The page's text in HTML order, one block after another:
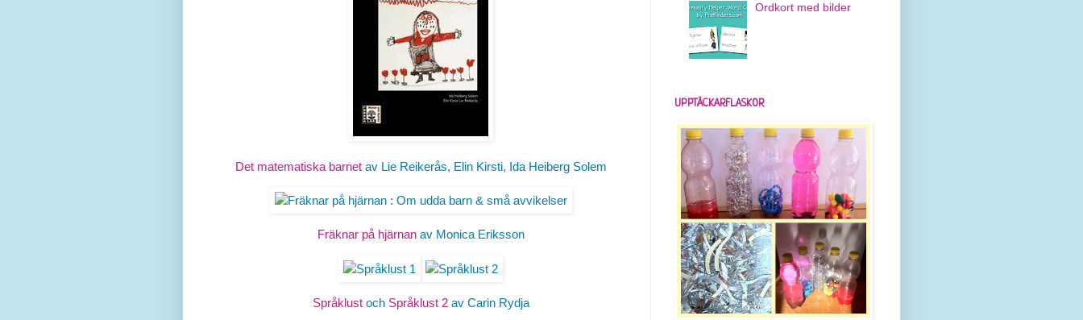
Det matematiska barnetav Lie Reikerås, Elin Kirsti, Ida Heiberg Solem
Fräknar på hjärnanav Monica Eriksson
Språklustoch Språklust 2av Carin Rydja
Ordkort med bilder
UPPTÄCKARFLASKOR